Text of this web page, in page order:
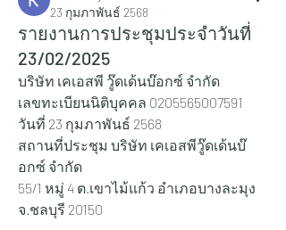
23 กุมภาพันธ์ 2568
รายงานการประชุมประจำวันที่
23/02/2025
บริษัท เคเอสพี วู๊ดเด้นบ๊อกซ์ จำกัด
เลขทะเบียนนิติบุคคล 0205565007591
วันที่ 23 กุมภาพันธ์ 2568
สถานที่ประชุม บริษัท เคเอสพีวู๊ดเด้นบ๊
อกซ์ จำกัด
55/1 หมู่ 4 ต.เขาไม้แก้ว อำเภอบางละมุง
จ.ชลบุรี 20150